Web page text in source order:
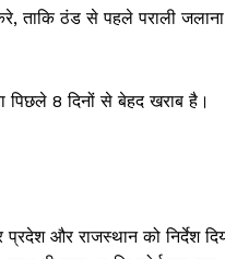
ताकि ठंड से पहले पराली जलाना
8 दिनों से बेहद खराब है।
प्रदेश और राजस्थान को निर्देश